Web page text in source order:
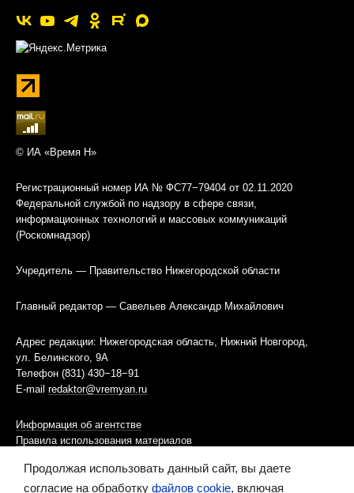
© ИА «Время Н»
Регистрационный номер ИА № ФС77−79404 от 02.11.2020
Федеральной службой по надзору в сфере связи,
информационных технологий и массовых коммуникаций
(Роскомнадзор)
Учредитель — Правительство Нижегородской области
Главный редактор — Савельев Александр Михайлович
Адрес редакции: Нижегородская область, Нижний Новгород,
ул. Белинского, 9А
Телефон (831) 430−18−91
E-mail redaktor@vremyan.ru
Информация об агентстве
Правила использования материалов
Информационная политика использования «cookies»-файлов
Продолжая использовать данный сайт, вы даете
согласие на обработку файлов cookie, включая